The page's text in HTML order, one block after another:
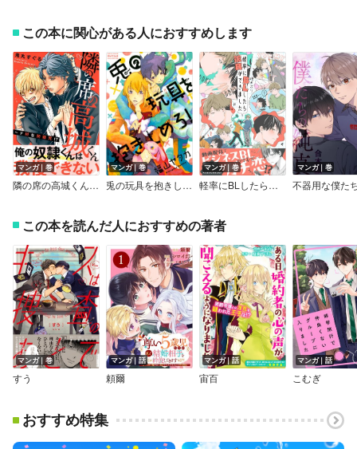
この本に関心がある人におすすめします
マンガ｜巻
隣の席の高城くん～ドMな問題児！？【電子単行本版】【Renta！限定特典付き】
マンガ｜巻
兎の玩具を抱きしめろ！
マンガ｜巻
軽率にBLしたら彼氏ができました【電子限定かきおろし付】
マンガ｜巻
この本を読んだ人におすすめの著者
マンガ｜巻
すう
マンガ｜話
頼爾
マンガ｜話
宙百
マンガ｜話
こむぎ
おすすめ特集